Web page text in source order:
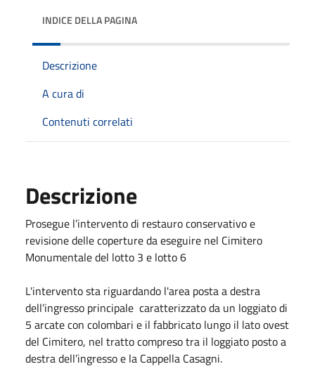
INDICE DELLA PAGINA
Descrizione
A cura di
Contenuti correlati
Descrizione
Prosegue l’intervento di restauro conservativo e
revisione delle coperture da eseguire nel Cimitero
Monumentale del lotto 3 e lotto 6
L'intervento sta riguardando l'area posta a destra
dell’ingresso principale caratterizzato da un loggiato di
5 arcate con colombari e il fabbricato lungo il lato ovest
del Cimitero, nel tratto compreso tra il loggiato posto a
destra dell’ingresso e la Cappella Casagni.